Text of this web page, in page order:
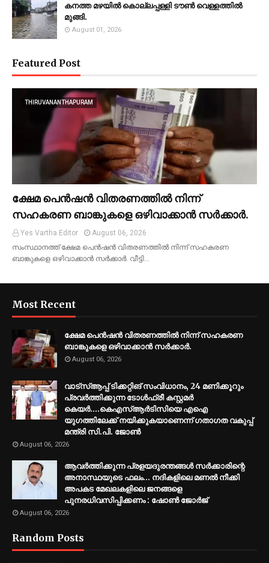
കനത്ത മഴയില്‍ കൊല്ലപ്പള്ളി ടൗണ്‍ വെള്ളത്തില്‍
മുങ്ങി.
August 01, 2026
Featured Post
THIRUVANANTHAPURAM
ക്ഷേമ പെൻഷൻ വിതരണത്തിൽ നിന്ന്
സഹകരണ ബാങ്കുകളെ ഒഴിവാക്കാൻ സർക്കാർ.
Yes Vartha Editor
August 06, 2026
സംസ്ഥാനത്ത് ക്ഷേമ പെൻഷൻ വിതരണത്തിൽ നിന്ന് സഹകരണ
ബാങ്കുകളെ ഒഴിവാക്കാൻ സർക്കാർ. വീട്ടി…
Most Recent
ക്ഷേമ പെൻഷൻ വിതരണത്തിൽ നിന്ന് സഹകരണ
ബാങ്കുകളെ ഒഴിവാക്കാൻ സർക്കാർ.
August 06, 2026
വാട്സ്ആപ്പ് ടിക്കറ്റിങ് സംവിധാനം, 24 മണിക്കൂറും
പ്രവർത്തിക്കുന്ന ടോൾഫ്രീ കസ്റ്റമർ
കെയർ....കെഎസ്ആർടിസിയെ എഐ
യുഗത്തിലേക്ക് നയിക്കുകയാണെന്ന് ഗതാഗത വകുപ്പ്
മന്ത്രി സി.പി. ജോൺ
August 06, 2026
ആവർത്തിക്കുന്ന പ്രളയദുരന്തങ്ങൾ സർക്കാരിന്റെ
അനാസ്ഥയുടെ ഫലം... നദികളിലെ മണൽ നീക്കി
അപകട മേഖലകളിലെ ജനങ്ങളെ
പുനരധിവസിപ്പിക്കണം : ഷോൺ ജോർജ്
August 06, 2026
Random Posts